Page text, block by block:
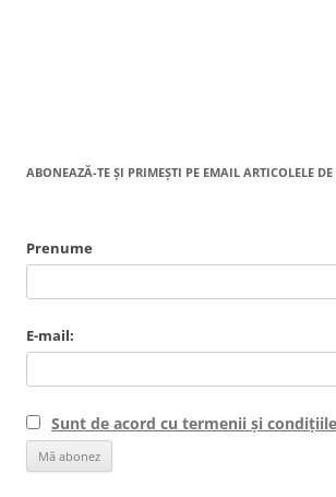
ABONEAZĂ-TE ȘI PRIMEȘTI PE EMAIL ARTICOLELE DE
Prenume
E-mail:
Sunt de acord cu termenii și